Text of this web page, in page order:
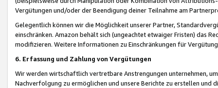
Vergütungen und/oder der Beendigung deiner Teilnahme am
Gelegentlich können wir die Möglichkeit unserer Partner,
einschränken. Amazon behält sich (ungeachtet etwaiger Fristen) das
modifizieren. Weitere Informationen zu Einschränkungen für
6. Erfassung und Zahlung von Vergütungen
Wir werden wirtschaftlich vertretbare Anstrengungen unternehmen,
Nachverfolgung zu ermöglichen und unsere Berichte zu erstellen und